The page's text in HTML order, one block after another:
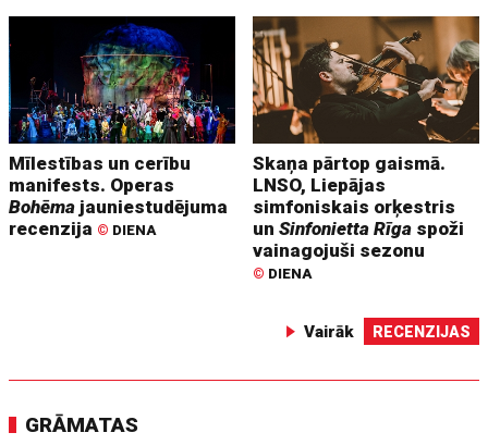
Mīlestības un cerību
manifests. Operas
Bohēma jauniestudējuma
recenzija © DIENA
Skaņa pārtop gaismā.
LNSO, Liepājas
simfoniskais orķestris
unSinfonietta Rīga spoži
vainagojuši sezonu
© DIENA
Vairāk RECENZIJAS
GRĀMATAS